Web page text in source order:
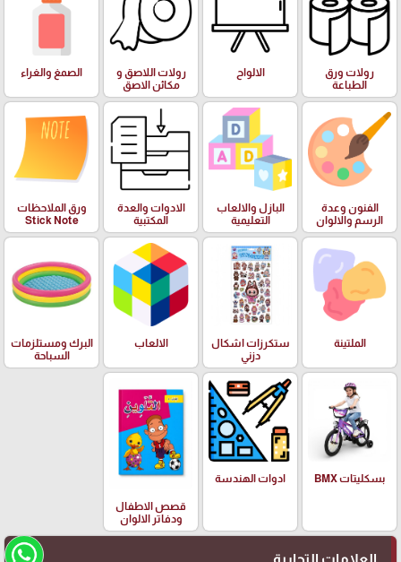
رولات ورق
الطباعة
الالواح
رولات اللاصق و
مكائن الاصق
الصمغ والغراء
الفنون وعدة
الرسم والالوان
البازل والالعاب
التعليمية
الادوات والعدة
المكتبية
ورق الملاحظات
Stick Note
الملتينة
ستكرزات اشكال
دزني
الالعاب
البرك ومستلزمات
السباحة
بسكليتات BMX ادوات الهندسة
قصص الاطفال
ودفاتر الالوان
العلامات التجارية